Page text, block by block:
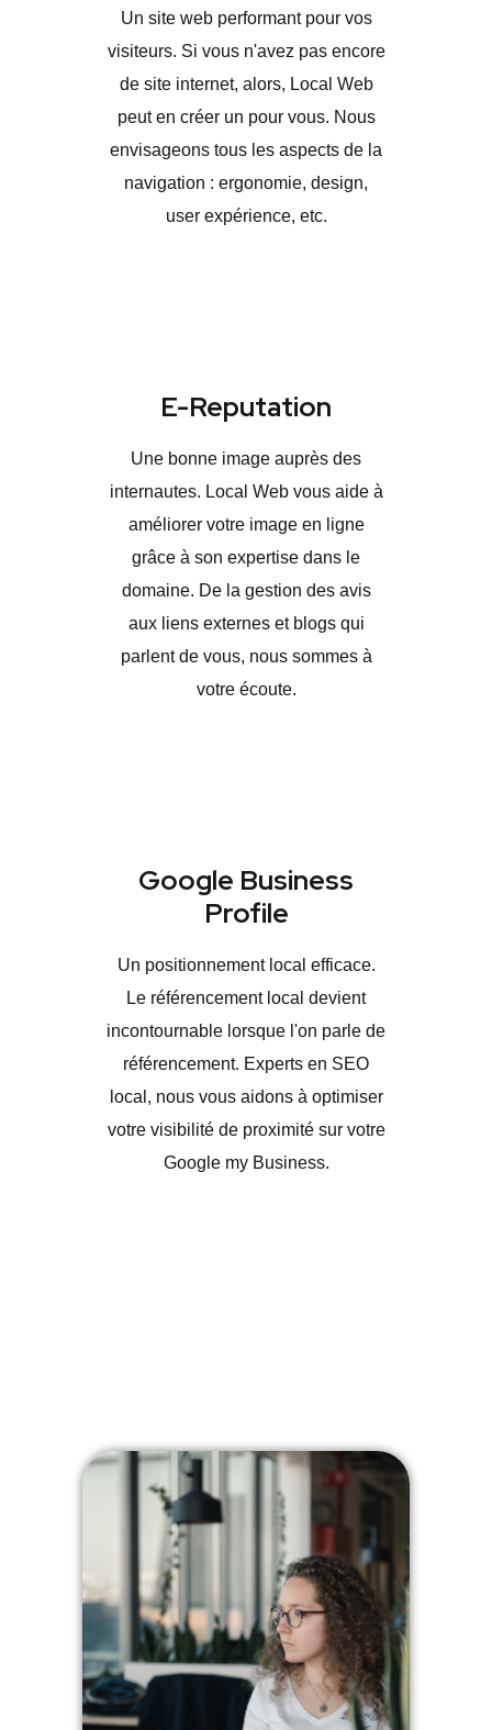
Un site web performant pour vos
visiteurs. Si vous n'avez pas encore
de site internet, alors, Local Web
peut en créer un pour vous. Nous
envisageons tous les aspects de la
navigation : ergonomie, design,
user expérience, etc.
E-Reputation
Une bonne image auprès des
internautes. Local Web vous aide à
améliorer votre image en ligne
grâce à son expertise dans le
domaine. De la gestion des avis
aux liens externes et blogs qui
parlent de vous, nous sommes à
votre écoute.
Google Business
Profile
Un positionnement local efficace.
Le référencement local devient
incontournable lorsque l'on parle de
référencement. Experts en SEO
local, nous vous aidons à optimiser
votre visibilité de proximité sur votre
Google my Business.